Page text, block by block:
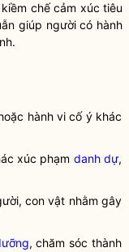
chế cảm xúc tiêu
giúp người có hành
hành vi cố ý khác
xúc phạm danh dự,
con vật nhằm gây
, chăm sóc thành